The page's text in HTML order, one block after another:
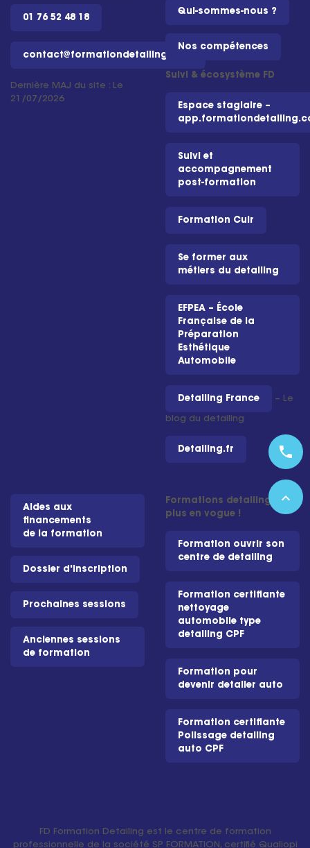
01 76 52 48 18
contact@formationdetailing.com
Dernière MAJ du site : Le
21/07/2026
Qui-sommes-nous ?
Nos compétences
Suivi & écosystème FD
Espace stagiaire –
Suivi et
accompagnement
post-formation
Formation Cuir
Se former aux
métiers du detailing
EFPEA – École
Française de la
Préparation
Esthétique
Automobile
Detailing France – Le
blog du detailing
Detailing.fr
Aides aux
financements
de la formation
Dossier d'inscription
Prochaines sessions
Anciennes sessions
de formation
Formations detailing les
plus en vogue !
Formation ouvrir son
centre de detailing
Formation certifiante
nettoyage
automobile type
detailing CPF
Formation pour
devenir detailer auto
Formation certifiante
Polissage detailing
auto CPF
FD Formation Detailing est le centre de formation
professionnelle de la société SP FORMATION, certifié Qualiopi
phone
expand_less